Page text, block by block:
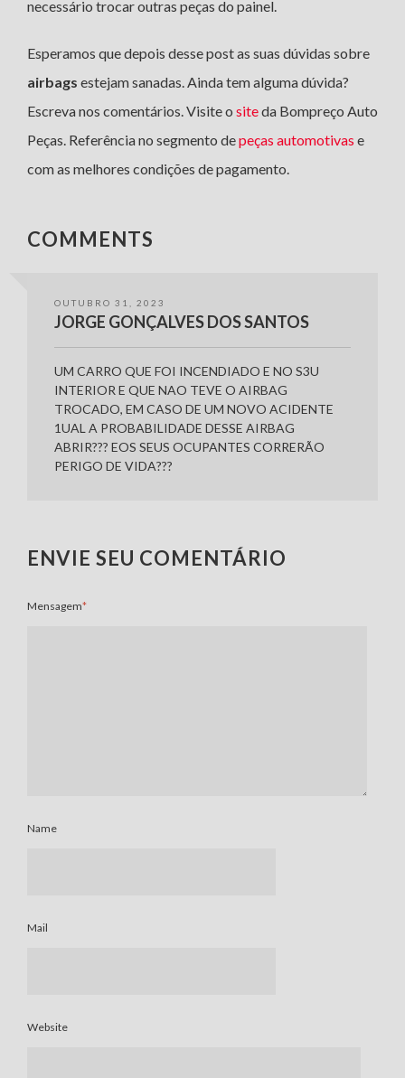
necessário trocar outras peças do painel.
Esperamos que depois desse post as suas dúvidas sobre
airbags estejam sanadas. Ainda tem alguma dúvida?
Escreva nos comentários. Visite o siteda Bompreço Auto
Peças. Referência no segmento depeças automotivas e
com as melhores condições de pagamento.
COMMENTS
OUTUBRO 31, 2023
JORGE GONÇALVES DOS SANTOS
UM CARRO QUE FOI INCENDIADO E NO S3U
INTERIOR E QUE NAO TEVE O AIRBAG
TROCADO, EM CASO DE UM NOVO ACIDENTE
1UAL A PROBABILIDADE DESSE AIRBAG
ABRIR??? EOS SEUS OCUPANTES CORRERÃO
PERIGO DE VIDA???
ENVIE SEU COMENTÁRIO
Mensagem*
Name
Mail
Website